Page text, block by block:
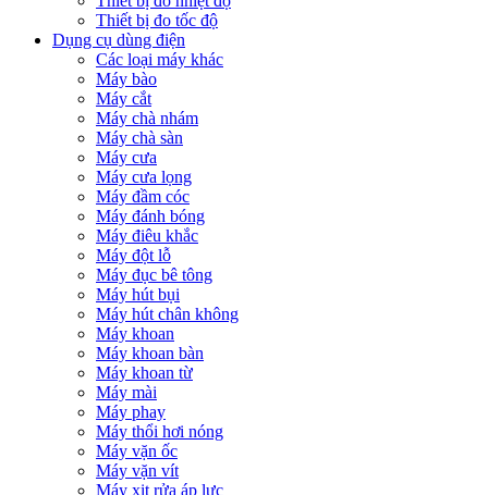
Thiết bị đo tốc độ
Dụng cụ dùng điện
Các loại máy khác
Máy bào
Máy cắt
Máy chà nhám
Máy chà sàn
Máy cưa
Máy cưa lọng
Máy đầm cóc
Máy đánh bóng
Máy điêu khắc
Máy đột lỗ
Máy đục bê tông
Máy hút bụi
Máy hút chân không
Máy khoan
Máy khoan bàn
Máy khoan từ
Máy mài
Máy phay
Máy thổi hơi nóng
Máy vặn ốc
Máy vặn vít
Máy xịt rửa áp lực